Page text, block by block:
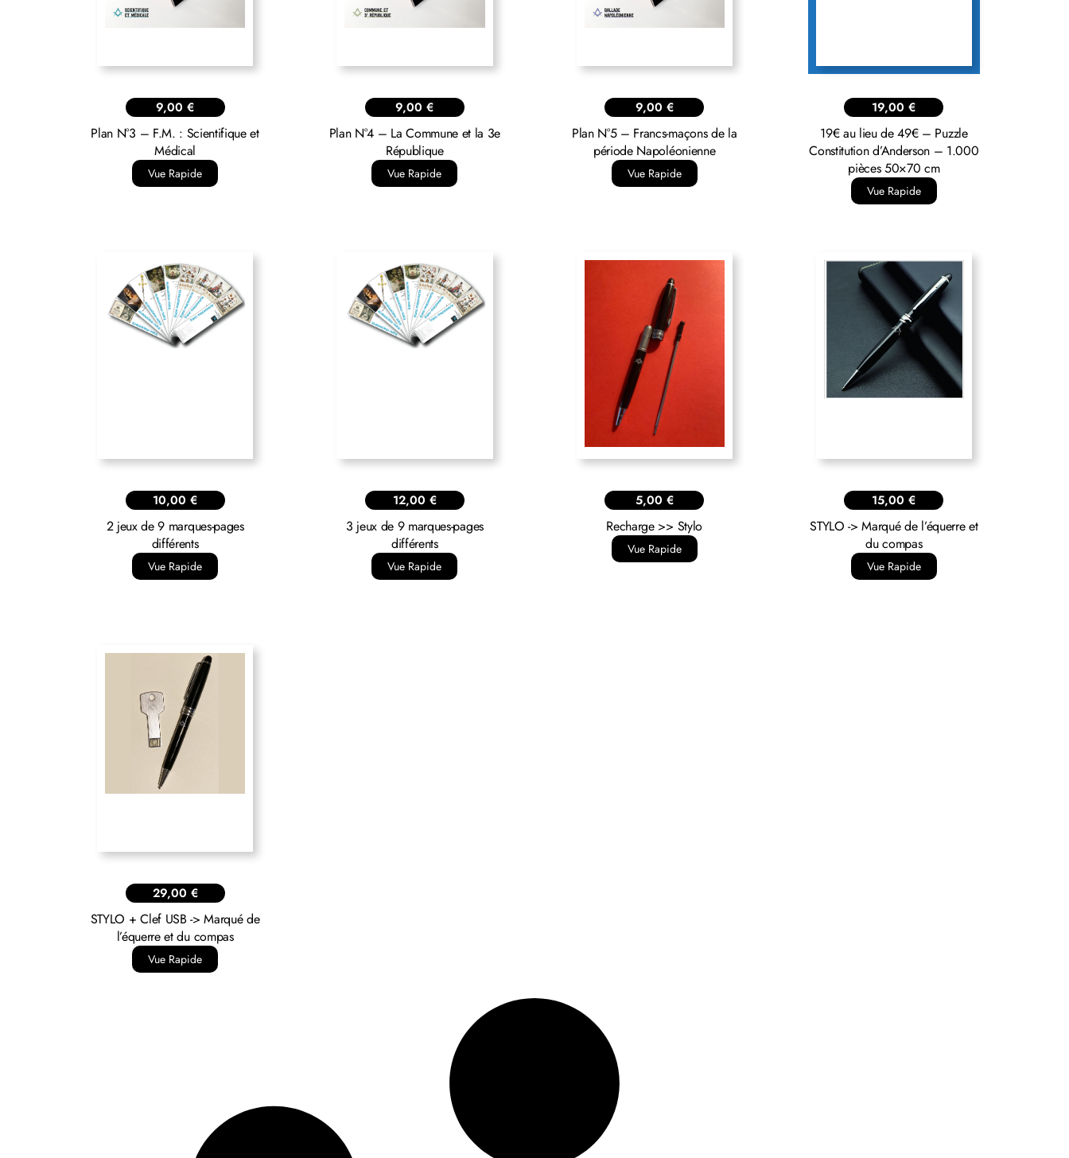
9,00€
Plan N°3 – F.M. : Scientifique et
Médical
Vue Rapide
9,00€
Plan N°4 – La Commune et la 3e
République
Vue Rapide
9,00 €
Plan N°5 – Francs-maçons de la
période Napoléonienne
Vue Rapide
19,00€
19€ au lieu de 49€ – Puzzle
Constitution d’Anderson – 1.000
pièces 50×70 cm
Vue Rapide
10,00€
2 jeux de 9 marques-pages
différents
Vue Rapide
12,00 €
3 jeux de 9 marques-pages
différents
Vue Rapide
5,00 €
Recharge >> Stylo
Vue Rapide
15,00€
STYLO -> Marqué de l’équerre et
du compas
Vue Rapide
29,00 €
STYLO + Clef USB -> Marqué de
l’équerre et du compas
Vue Rapide